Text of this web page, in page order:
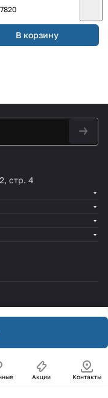
В корзину
Акции Контакты
стр. 4